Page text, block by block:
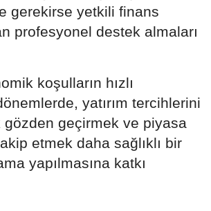
gerekirse yetkili finans
profesyonel destek almaları
koşulların hızlı
yatırım tercihlerini
geçirmek ve piyasa
etmek daha sağlıklı bir
yapılmasına katkı